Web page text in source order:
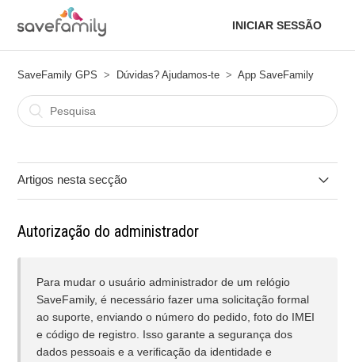
INICIAR SESSÃO
SaveFamily GPS Dúvidas? Ajudamos-te App SaveFamily
Artigos nesta secção
Posso controlar as aplicações que o meu filho utiliza?
Posso evitar que o relógio toque na escola?
Autorização do administrador
Para mudar o usuário administrador de um relógio
SaveFamily, é necessário fazer uma solicitação formal
ao suporte, enviando o número do pedido, foto do IMEI
e código de registro. Isso garante a segurança dos
dados pessoais e a verificação da identidade e